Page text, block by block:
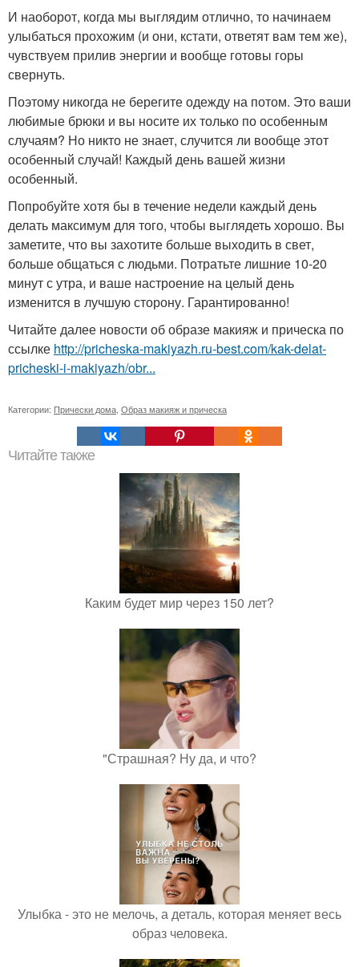
И наоборот, когда мы выглядим отлично, то начинаем
улыбаться прохожим (и они, кстати, ответят вам тем же),
чувствуем прилив энергии и вообще готовы горы
свернуть.
Поэтому никогда не берегите одежду на потом. Это ваши
любимые брюки и вы носите их только по особенным
случаям? Но никто не знает, случится ли вообще этот
особенный случай! Каждый день вашей жизни
особенный.
Попробуйте хотя бы в течение недели каждый день
делать максимум для того, чтобы выглядеть хорошо. Вы
заметите, что вы захотите больше выходить в свет,
больше общаться с людьми. Потратьте лишние 10-20
минут с утра, и ваше настроение на целый день
изменится в лучшую сторону. Гарантированно!
Читайте далее новости об образе макияж и прическа по
ссылке http://pricheska-makiyazh.ru-best.com/kak-delat-
pricheski-i-makiyazh/obr...
Категории: Прически дома Образ макияж и прическа
Читайте также
Каким будет мир через 150 лет?
"Страшная? Ну да, и что?
Улыбка - это не мелочь, а деталь, которая меняет весь
образ человека.